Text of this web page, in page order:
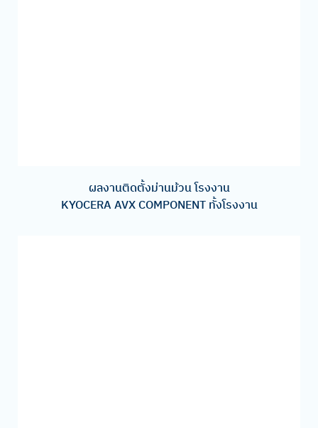
ผลงานติดตั้งม่านม้วน โรงงาน
KYOCERA AVX COMPONENT ทั้งโรงงาน